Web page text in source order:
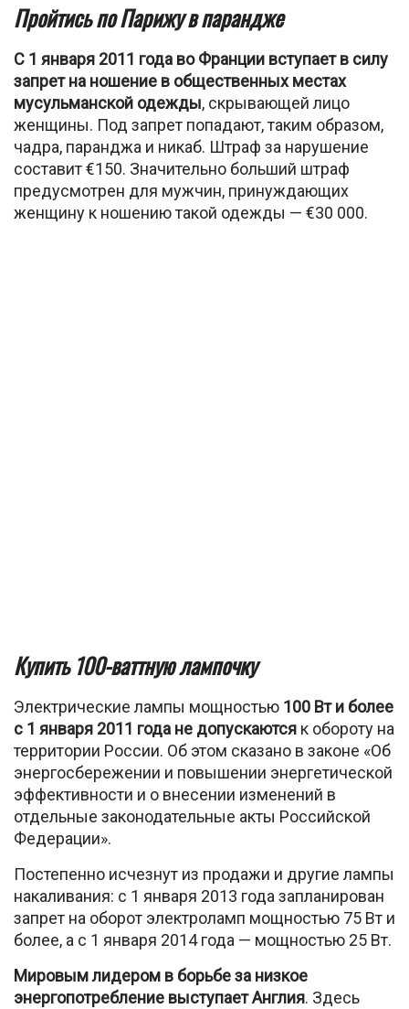
Пройтись по Парижу в парандже
С 1 января 2011 года во Франции вступает в силу
запрет на ношение в общественных местах
мусульманской одежды, скрывающей лицо
женщины. Под запрет попадают, таким образом,
чадра, паранджа и никаб. Штраф за нарушение
составит €150. Значительно больший штраф
предусмотрен для мужчин, принуждающих
женщину к ношению такой одежды — €30 000.
Купить 100-ваттную лампочку
Электрические лампы мощностью 100 Вт и более
с 1 января 2011 года не допускаются к обороту на
территории России. Об этом сказано в законе «Об
энергосбережении и повышении энергетической
эффективности и о внесении изменений в
отдельные законодательные акты Российской
Федерации».
Постепенно исчезнут из продажи и другие лампы
накаливания: с 1 января 2013 года запланирован
запрет на оборот электроламп мощностью 75 Вт и
более, а с 1 января 2014 года — мощностью 25 Вт.
Мировым лидером в борьбе за низкое
энергопотребление выступает Англия. Здесь